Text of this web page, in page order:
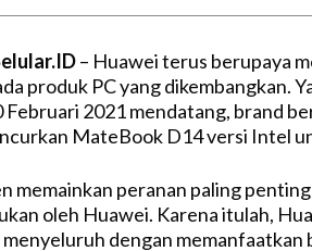
– Huawei terus berupaya
produk PC yang dikembangkan.
Februari 2021 mendatang, brand
MateBook D14 versi Intel
memainkan peranan paling
oleh Huawei. Karena itulah,
dengan memanfaatkan